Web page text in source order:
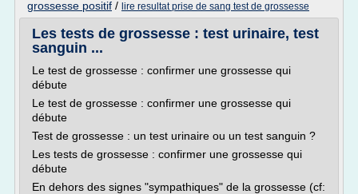
grossesse positif / lire resultat prise de sang test de grossesse
Les tests de grossesse : test urinaire, test
sanguin ...
Le test de grossesse : confirmer une grossesse qui
débute
Le test de grossesse : confirmer une grossesse qui
débute
Test de grossesse : un test urinaire ou un test sanguin ?
Les tests de grossesse : confirmer une grossesse qui
débute
En dehors des signes "sympathiques" de la grossesse (cf: